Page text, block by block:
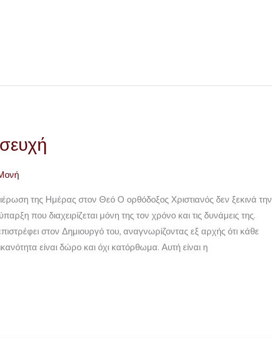
της Ημέρας στον Θεό Ο ορθόδοξος Χριστιανός δεν ξεκινά την
που διαχειρίζεται μόνη της τον χρόνο και τις δυνάμεις της.
στον Δημιουργό του, αναγνωρίζοντας εξ αρχής ότι κάθε
είναι δώρο και όχι κατόρθωμα. Αυτή είναι η